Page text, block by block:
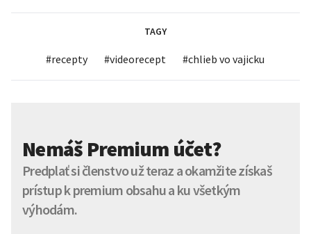
TAGY
#recepty #videorecept #chlieb vo vajicku
Nemáš Premium účet?
Predplať si členstvo už teraz a okamžite získaš
prístup k premium obsahu a ku všetkým
výhodám.